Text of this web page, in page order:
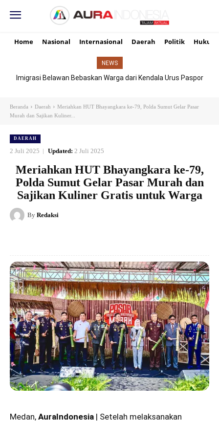
Home Nasional Internasional Daerah Politik Hukum
NEWS
Imigrasi Belawan Bebaskan Warga dari Kendala Urus Paspor
Beranda Daerah
Meriahkan HUT Bhayangkara ke-79, Polda Sumut Gelar Pasar
Murah dan Sajikan Kuliner...
DAERAH
2 Juli 2025 Updated: 2 Juli 2025
Meriahkan HUT Bhayangkara ke-79,
Polda Sumut Gelar Pasar Murah dan
Sajikan Kuliner Gratis untuk Warga
By Redaksi
Medan, AuraIndonesia | Setelah melaksanakan